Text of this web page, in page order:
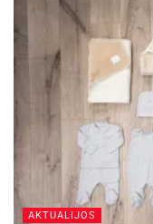
AKTUALIJOS